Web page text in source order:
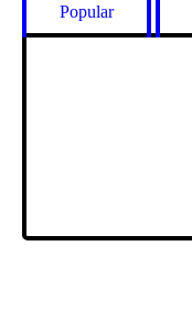
Popular